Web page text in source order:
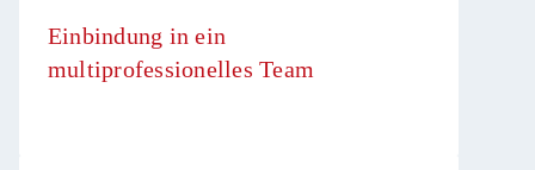
Einbindung in ein
multiprofessionelles Team